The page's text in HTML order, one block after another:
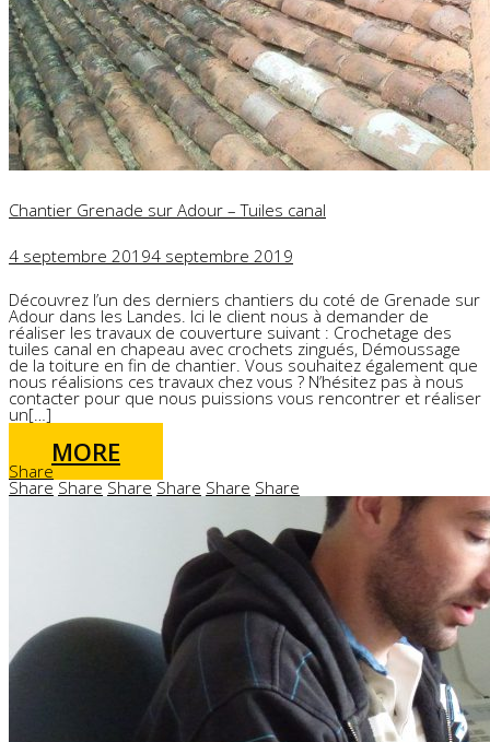
Chantier Grenade sur Adour – Tuiles canal
4 septembre 20194 septembre 2019
Découvrez l’un des derniers chantiers du coté de Grenade sur
Adour dans les Landes. Ici le client nous à demander de
réaliser les travaux de couverture suivant : Crochetage des
tuiles canal en chapeau avec crochets zingués, Démoussage
de la toiture en fin de chantier. Vous souhaitez également que
nous réalisions ces travaux chez vous ? N’hésitez pas à nous
contacter pour que nous puissions vous rencontrer et réaliser
un[…]
MORE
Share
Share Share Share Share Share Share